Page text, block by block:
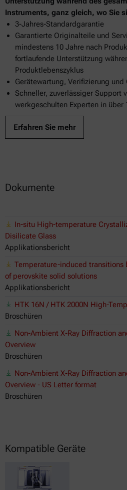
Instruments, ganz gleich, wo Sie
3-Jahres-Standardgarantie
Garantierte Originalteile und
mindestens 10 Jahre nach
fortlaufende Unterstützung
Produktlebenszyklus
Gerätewartung, Verifizierung
Schneller, zuverlässiger Support
werkgeschulten Experten in über
Erfahren Sie mehr
Dokumente
In-situ High-temperature
Disilicate Glass
Applikationsbericht
Temperature-induced transitions
of perovskite solid solutions
Applikationsbericht
HTK 16N / HTK 2000N High-
Broschüren
Non-Ambient X-Ray Diffraction
Overview
Broschüren
Non-Ambient X-Ray Diffraction
Overview - US Letter format
Broschüren
Kompatible Geräte